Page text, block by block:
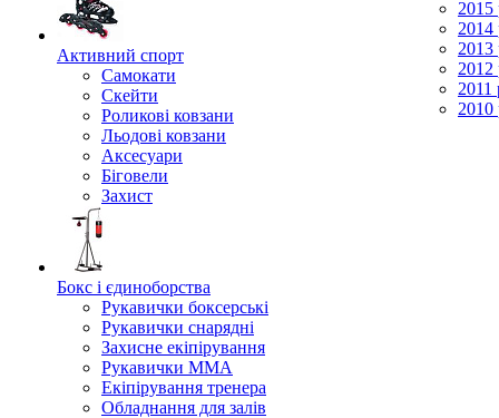
Активний спорт
Самокати
Скейти
Роликові ковзани
Льодові ковзани
Аксесуари
Біговели
Захист
Бокс і єдиноборства
Рукавички боксерські
Рукавички снарядні
Захисне екіпірування
Рукавички ММА
Екіпірування тренера
Обладнання для залів
2015
2014
2013
2012
2011
2010